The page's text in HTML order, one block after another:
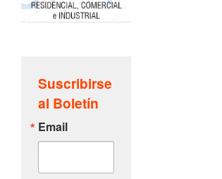
Suscribirse
al Boletín
Email